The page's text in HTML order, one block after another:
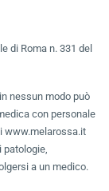
di Roma n. 331 del
nessun modo può
con personale
www.melarossa.it
a un medico.